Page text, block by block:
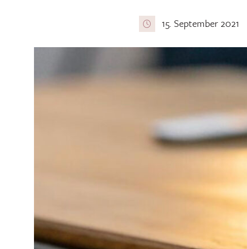
15. September 2021